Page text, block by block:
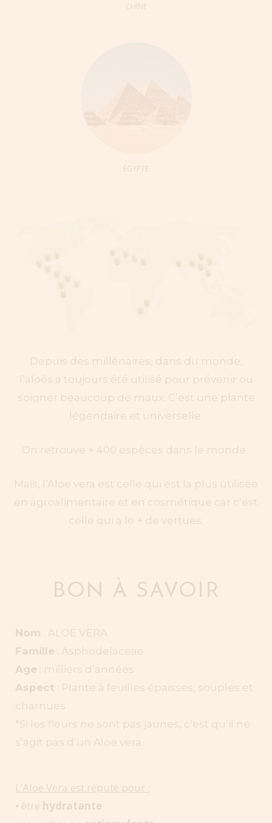
CHINE
ÉGYPTE
Depuis des millénaires, dans du monde,
l’aloès a toujours été utilisé pour prévenir ou
soigner beaucoup de maux. C’est une plante
légendaire et universelle
On retrouve + 400 espèces dans le monde.
Mais, l’Aloe vera est celle qui est la plus utilisée
en agroalimentaire et en cosmétique car c’est
celle qui a le + de vertues.
BON À SAVOIR
Nom
: ALOE VERA
Famille : Asphodelaceae
Age : milliers d’années
Aspect : Plante à feuilles épaisses, souples et
charnues
*Si les fleurs ne sont pas jaunes, c’est qu’il ne
s’agit pas d’un Aloe vera.
L’Aloe Vera est réputé pour :
• être hydratante